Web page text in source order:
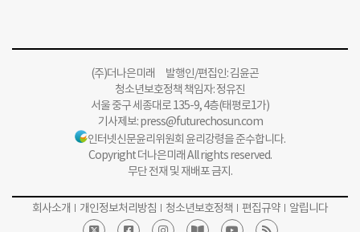
(주)더나은미래 발행인/편집인: 김윤곤
청소년보호정책 책임자: 정유진
서울 중구 세종대로 135-9, 4층(태평로1가)
기사제보:press@futurechosun.com
인터넷신문윤리위원회 윤리강령을 준수합니다.
Copyright 더나은미래 All rights reserved.
무단 전재 및 재배포 금지.
회사소개 개인정보처리방침 청소년보호정책 편집규약 알립니다